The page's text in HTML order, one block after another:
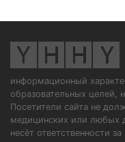
информационный
образовательных целей,
Посетители сайта не
медицинских или любых
несёт ответственности